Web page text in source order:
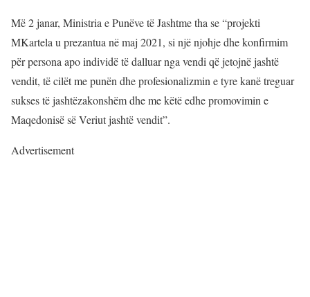
Më 2 janar, Ministria e Punëve të Jashtme tha se “projekti
MKartela u prezantua në maj 2021, si një njohje dhe konfirmim
për persona apo individë të dalluar nga vendi që jetojnë jashtë
vendit, të cilët me punën dhe profesionalizmin e tyre kanë treguar
sukses të jashtëzakonshëm dhe me këtë edhe promovimin e
Maqedonisë së Veriut jashtë vendit”.
Advertisement